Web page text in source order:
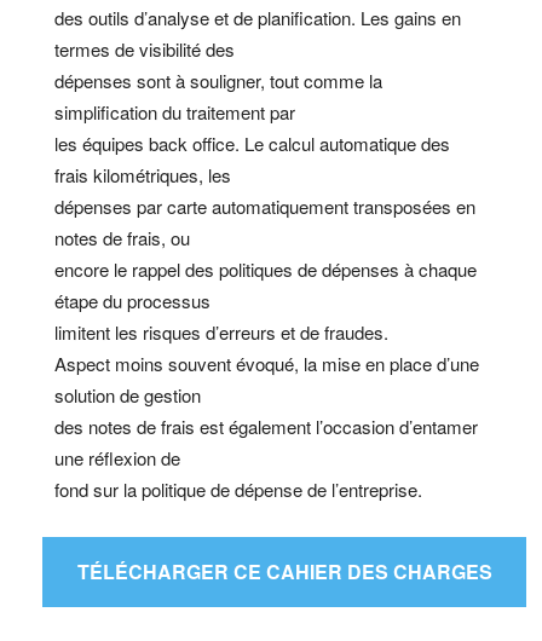
des outils d’analyse et de planification. Les gains en
termes de visibilité des
dépenses sont à souligner, tout comme la
simplification du traitement par
les équipes back office. Le calcul automatique des
frais kilométriques, les
dépenses par carte automatiquement transposées en
notes de frais, ou
encore le rappel des politiques de dépenses à chaque
étape du processus
limitent les risques d’erreurs et de fraudes.
Aspect moins souvent évoqué, la mise en place d’une
solution de gestion
des notes de frais est également l’occasion d’entamer
une réflexion de
fond sur la politique de dépense de l’entreprise.
TÉLÉCHARGER CE CAHIER DES CHARGES